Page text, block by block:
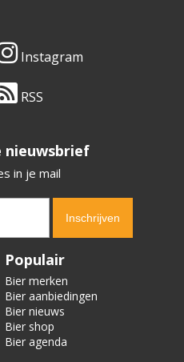
Instagram
RSS
nieuwsbrief
in je mail
Populair
Bier merken
Bier aanbiedingen
Bier nieuws
Bier shop
Bier agenda